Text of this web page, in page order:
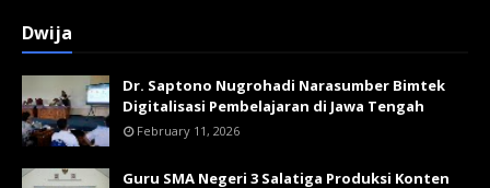
Dwija
Dr. Saptono Nugrohadi Narasumber Bimtek
Digitalisasi Pembelajaran di Jawa Tengah
February 11, 2026
Guru SMA Negeri 3 Salatiga Produksi Konten